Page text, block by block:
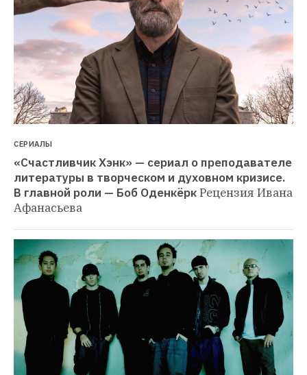
СЕРИАЛЫ
«Счастливчик Хэнк» — сериал о преподавателе
литературы в творческом и духовном кризисе.
В главной роли — Боб ОденкёркРецензия Ивана
Афанасьева